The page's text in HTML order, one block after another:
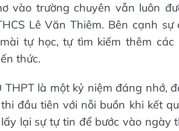
vào trường chuyên vẫn luôn
Lê Văn Thiêm. Bên cạnh
tự học, tự tìm kiếm thêm các
thức.
là một kỷ niệm đáng nhớ,
đầu tiên với nỗi buồn khi kết
lại sự tự tin để bước vào ngày